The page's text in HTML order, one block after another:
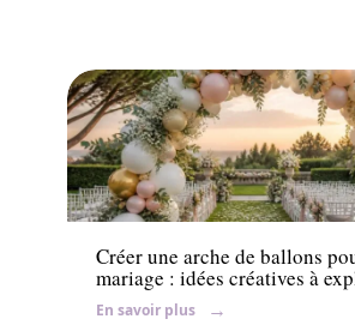
Mariage
Créer une arche de ballons
mariage : idées créatives à
En savoir plus